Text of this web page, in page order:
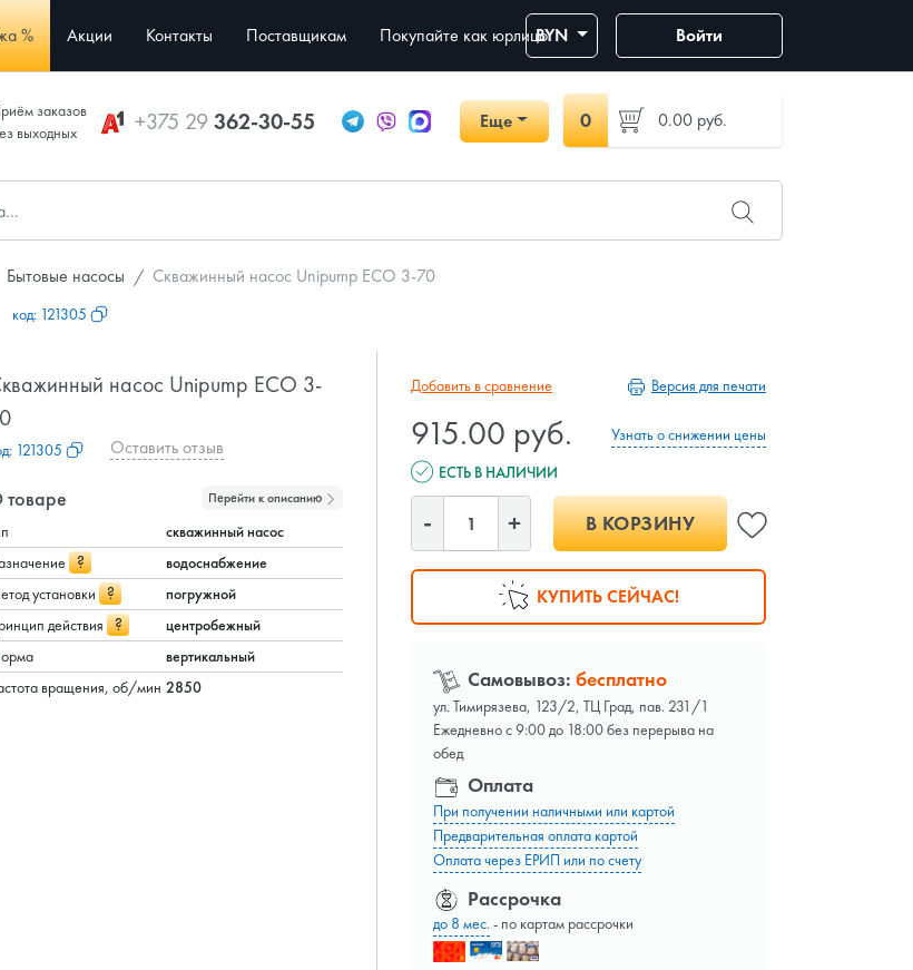
% Акции Контакты Поставщикам Покупайте как юрлицоBYN Войти
заказов
выходных
+375 29362-30-55 Еще 0 0.00 руб.
Бытовые насосы Скважинный насос Unipump ECO 3-70
код: 121305
насос Unipump ECO 3-
121305 Оставить отзыв
Перейти к описанию
скважинный насос
?
водоснабжение
установки ?
погружной
действия ?
центробежный
вертикальный
вращения, об/мин 2850
Добавить в сравнение Версия для печати
915.00 руб.
Узнать о снижении цены
ЕСТЬ В НАЛИЧИИ
В КОРЗИНУ
КУПИТЬ СЕЙЧАС!
Самовывоз: бесплатно
ул. Тимирязева, 123/2, ТЦ Град, пав. 231/1
Ежедневно с 9:00 до 18:00 без перерыва на
обед
Оплата
При получении наличными или картой
Предварительная оплата картой
Оплата через ЕРИП или по счету
Рассрочка
до 8 мес.- по картам рассрочки